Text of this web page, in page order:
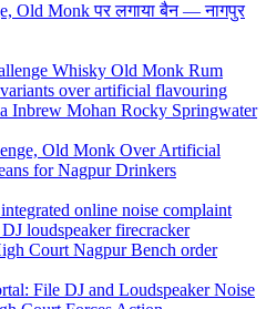
Old Monk पर लगाया बैन — नागपुर
Old Monk Over Artificial
for Nagpur Drinkers
File DJ and Loudspeaker Noise